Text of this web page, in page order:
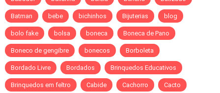
Batman bebe bichinhos Bijuterias blog
bolo fake bolsa boneca Boneca de Pano
Boneco de gengibre bonecos Borboleta
Bordado Livre Bordados Brinquedos Educativos
Brinquedos em feltro Cabide Cachorro Cacto